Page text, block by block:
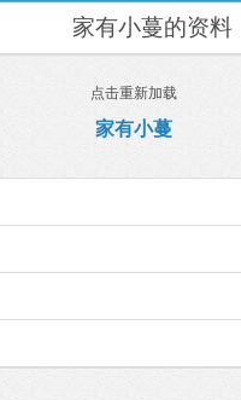
家有小蔓的资料
点击重新加载
家有小蔓